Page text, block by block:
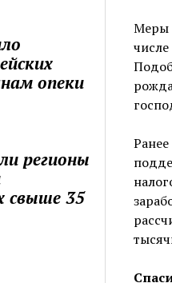
опеки
регионы
свыше 35
Меры